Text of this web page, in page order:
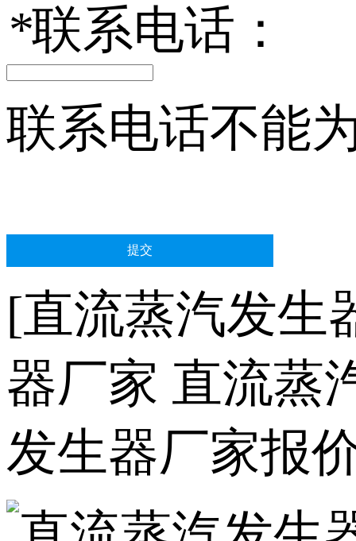
*联系电话：
联系电话不能
[直流蒸汽发生
器厂家 直流蒸
发生器厂家报